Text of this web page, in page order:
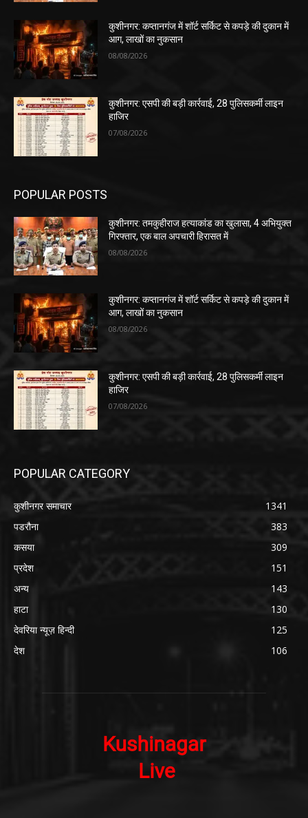
कुशीनगर: कप्तानगंज में शॉर्ट सर्किट से कपड़े की दुकान में
आग, लाखों का नुकसान
08/08/2026
कुशीनगर: एसपी की बड़ी कार्रवाई, 28 पुलिसकर्मी लाइन
हाजिर
07/08/2026
POPULAR POSTS
कुशीनगर: तमकुहीराज हत्याकांड का खुलासा, 4 अभियुक्त
गिरफ्तार, एक बाल अपचारी हिरासत में
08/08/2026
कुशीनगर: कप्तानगंज में शॉर्ट सर्किट से कपड़े की दुकान में
आग, लाखों का नुकसान
08/08/2026
कुशीनगर: एसपी की बड़ी कार्रवाई, 28 पुलिसकर्मी लाइन
हाजिर
07/08/2026
POPULAR CATEGORY
कुशीनगर समाचार
1341
पडरौना
383
कसया
309
प्रदेश
151
अन्य
143
हाटा
130
देवरिया न्यूज़ हिन्दी
125
देश
106